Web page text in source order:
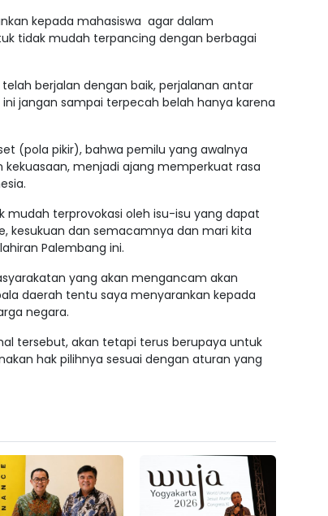
kepada mahasiswa agar dalam
tidak mudah terpancing dengan berbagai
berjalan dengan baik, perjalanan antar
jangan sampai terpecah belah hanya karena
(pola pikir), bahwa pemilu yang awalnya
menjadi ajang memperkuat rasa
mudah terprovokasi oleh isu-isu yang dapat
kesukuan dan semacamnya dan mari kita
Palembang ini.
yang akan mengancam akan
daerah tentu saya menyarankan kepada
negara.
tersebut, akan tetapi terus berupaya untuk
hak pilihnya sesuai dengan aturan yang